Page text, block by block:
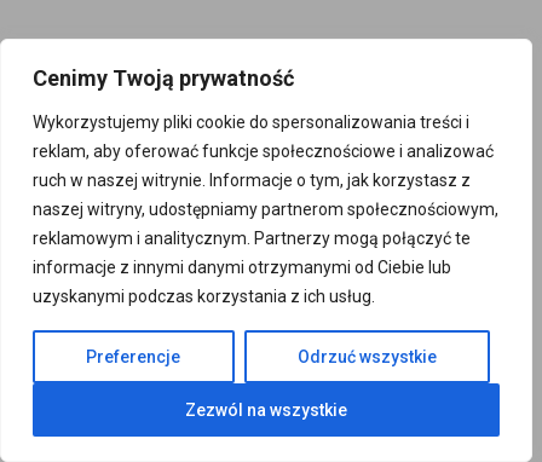
Cenimy Twoją prywatność
Wykorzystujemy pliki cookie do spersonalizowania treści i
reklam, aby oferować funkcje społecznościowe i analizować
ruch w naszej witrynie. Informacje o tym, jak korzystasz z
naszej witryny, udostępniamy partnerom społecznościowym,
reklamowym i analitycznym. Partnerzy mogą połączyć te
informacje z innymi danymi otrzymanymi od Ciebie lub
uzyskanymi podczas korzystania z ich usług.
Preferencje Odrzuć wszystkie
Zezwól na wszystkie